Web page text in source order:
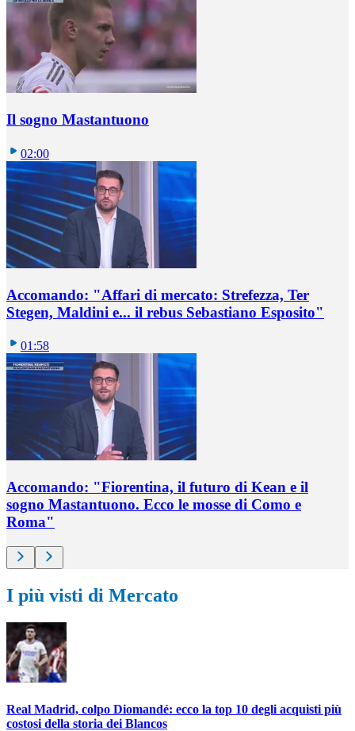
Il sogno Mastantuono
02:00
Accomando: "Affari di mercato: Strefezza, Ter
Stegen, Maldini e... il rebus Sebastiano Esposito"
01:58
Accomando: "Fiorentina, il futuro di Kean e il
sogno Mastantuono. Ecco le mosse di Como e
Roma"
I più visti di Mercato
Real Madrid, colpo Diomandé: ecco la top 10 degli acquisti più
costosi della storia dei Blancos